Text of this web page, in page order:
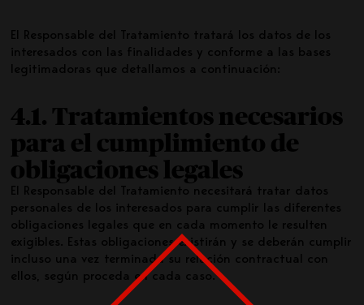
El Responsable del Tratamiento tratará los datos de los
interesados con las finalidades y conforme a las bases
legitimadoras que detallamos a continuación:
4.1. Tratamientos necesarios
para el cumplimiento de
obligaciones legales
El Responsable del Tratamiento necesitará tratar datos
personales de los interesados para cumplir las diferentes
obligaciones legales que en cada momento le resulten
exigibles. Estas obligaciones existirán y se deberán cumplir
incluso una vez terminada su relación contractual con
ellos, según proceda en cada caso.